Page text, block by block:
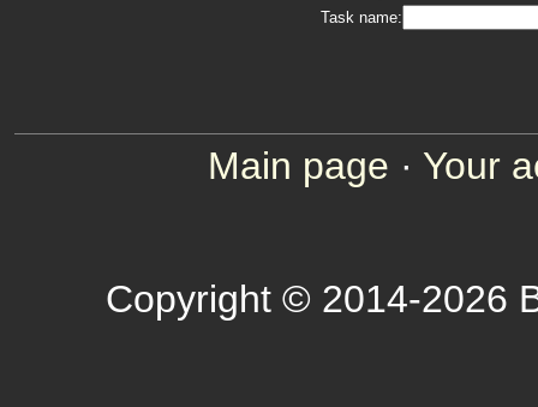
Task name:
Main page · Your
Copyright © 2014-2026